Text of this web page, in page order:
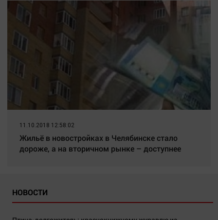
11.10.2018 12:58:02
Жильё в новостройках в Челябинске стало
дороже, а на вторичном рынке – доступнее
НОВОСТИ